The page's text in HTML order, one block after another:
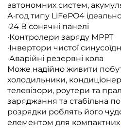
автономних систем,
А·год типу LiFePO4
·24 В сонячні панелі
·Контролери заряду MPPT
·Інвертори чистої
·Аварійні резервні кола
Може надійно живити
холодильники,
телевізори, роутери та
заряджання та стабільна
розрядки роблять його
елементом для компактних